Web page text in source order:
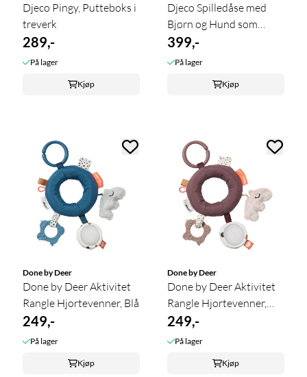
Djeco Pingy, Putteboks i
treverk
289,-
På lager
Kjøp
Djeco Spilledåse med
Bjørn og Hund som
Snurrer
399,-
På lager
Kjøp
Done by Deer
Done by Deer Aktivitet
Rangle Hjortevenner, Blå
249,-
På lager
Kjøp
Done by Deer
Done by Deer Aktivitet
Rangle Hjortevenner,
Powder
249,-
På lager
Kjøp